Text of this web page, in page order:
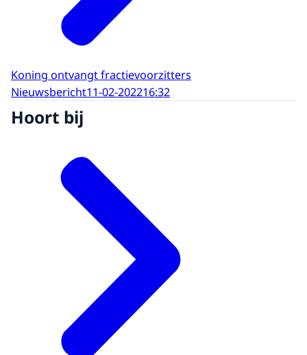
Koning ontvangt fractievoorzitters
Nieuwsbericht11-02-202216:32
Hoort bij